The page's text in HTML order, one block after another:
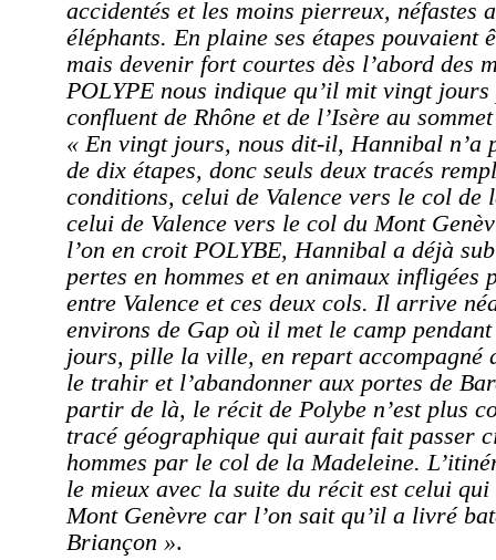
accidentés et les moins pierreux, néfastes
éléphants. En plaine ses étapes pouvaient
mais devenir fort courtes dès l’abord des
POLYPE nous indique qu’il mit vingt
confluent de Rhône et de l’Isère au
« En vingt jours, nous dit-il, Hannibal n’a
de dix étapes, donc seuls deux tracés
conditions, celui de Valence vers le col de
celui de Valence vers le col du Mont
l’on en croit POLYBE, Hannibal a déjà
pertes en hommes et en animaux infligées
entre Valence et ces deux cols. Il arrive
environs de Gap où il met le camp
jours, pille la ville, en repart accompagné
le trahir et l’abandonner aux portes de
partir de là, le récit de Polybe n’est plus
tracé géographique qui aurait fait passer
hommes par le col de la Madeleine.
le mieux avec la suite du récit est celui
Mont Genèvre car l’on sait qu’il a livré
Briançon ».